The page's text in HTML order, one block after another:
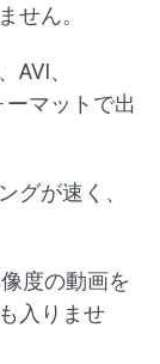
せん。
AVI、
ーマットで出
グが速く、
度の動画を
入りませ